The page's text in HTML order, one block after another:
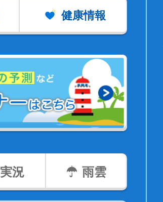
健康情報
実況 雨雲